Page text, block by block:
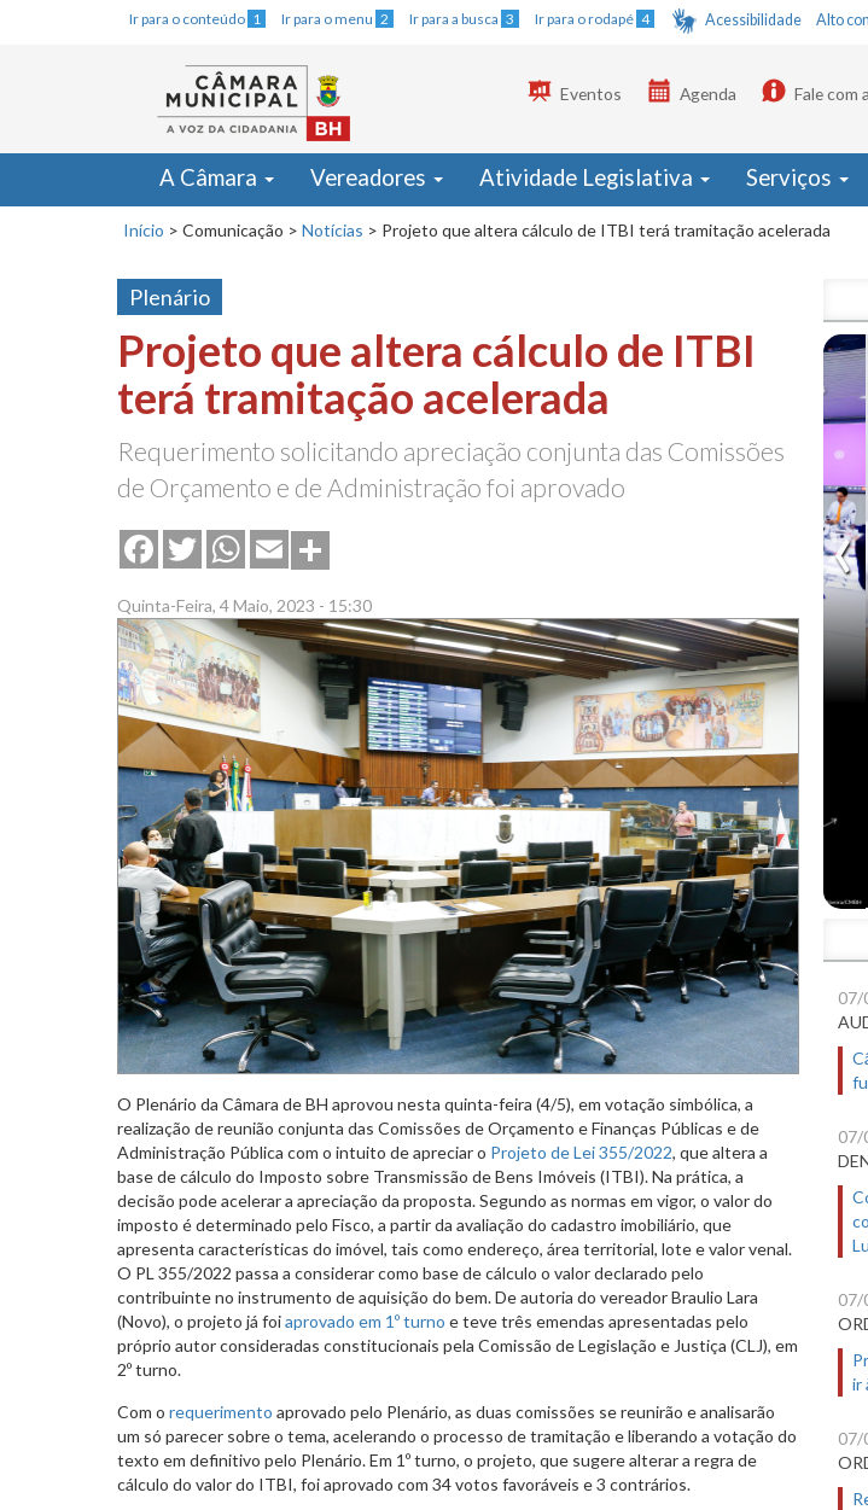
Ir para o conteúdo 1 Ir para o menu 2 Ir para a busca 3 Ir para o rodapé 4 Acessibilidade Alto
Eventos Agenda Fale com
A Câmara Vereadores Atividade Legislativa Serviços
Início > Comunicação > Notícias > Projeto que altera cálculo de ITBI terá tramitação acelerada
Plenário
Projeto que altera cálculo de ITBI
terá tramitação acelerada
Requerimento solicitando apreciação conjunta das Comissões
de Orçamento e de Administração foi aprovado
FacebookTwitterWhatsApp
Email
Quinta-Feira, 4 Maio, 2023 - 15:30
O Plenário da Câmara de BH aprovou nesta quinta-feira (4/5), em votação simbólica, a
realização de reunião conjunta das Comissões de Orçamento e Finanças Públicas e de
Administração Pública com o intuito de apreciar o Projeto de Lei 355/2022, que altera a
base de cálculo do Imposto sobre Transmissão de Bens Imóveis (ITBI). Na prática, a
decisão pode acelerar a apreciação da proposta. Segundo as normas em vigor, o valor do
imposto é determinado pelo Fisco, a partir da avaliação do cadastro imobiliário, que
apresenta características do imóvel, tais como endereço, área territorial, lote e valor venal.
O PL 355/2022 passa a considerar como base de cálculo o valor declarado pelo
contribuinte no instrumento de aquisição do bem. De autoria do vereador Braulio Lara
(Novo), o projeto já foiaprovado em 1º turno e teve três emendas apresentadas pelo
próprio autor consideradas constitucionais pela Comissão de Legislação e Justiça (CLJ), em
2º turno.
Com o requerimento aprovado pelo Plenário, as duas comissões se reunirão e analisarão
um só parecer sobre o tema, acelerando o processo de tramitação e liberando a votação do
texto em definitivo pelo Plenário. Em 1º turno, o projeto, que sugere alterar a regra de
cálculo do valor do ITBI, foi aprovado com 34 votos favoráveis e 3 contrários.
07/
07/
07/
ir
07/